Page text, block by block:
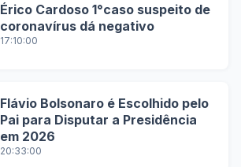
Érico Cardoso 1°caso suspeito de
coronavírus dá negativo
17:10:00
Flávio Bolsonaro é Escolhido pelo
Pai para Disputar a Presidência
em 2026
20:33:00